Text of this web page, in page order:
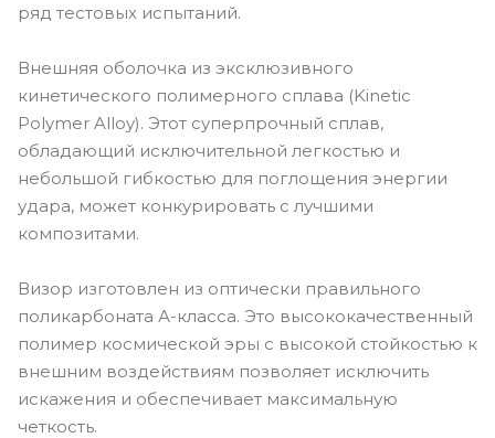
ряд тестовых испытаний.
Внешняя оболочка из эксклюзивного
кинетического полимерного сплава (Kinetic
Polymer Alloy). Этот суперпрочный сплав,
обладающий исключительной легкостью и
небольшой гибкостью для поглощения энергии
удара, может конкурировать с лучшими
композитами.
Визор изготовлен из оптически правильного
поликарбоната А-класса. Это высококачественный
полимер космической эры с высокой стойкостью к
внешним воздействиям позволяет исключить
искажения и обеспечивает максимальную
четкость.